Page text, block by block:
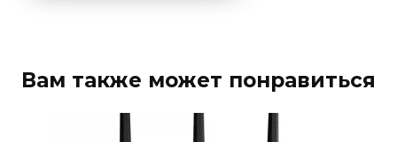
Вам также может понравиться